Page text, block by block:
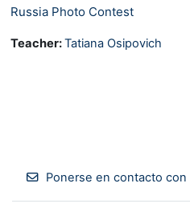
Russia Photo Contest
Teacher:Tatiana Osipovich
Ponerse en contacto